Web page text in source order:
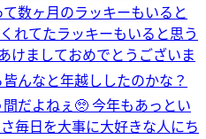
数ヶ月のラッキーもいると
れてたラッキーもいると思う
けましておめでとうございま
んなと年越ししたのかな？
だよねぇ🥺 今年もあっとい
毎日を大事に大好きな人にち